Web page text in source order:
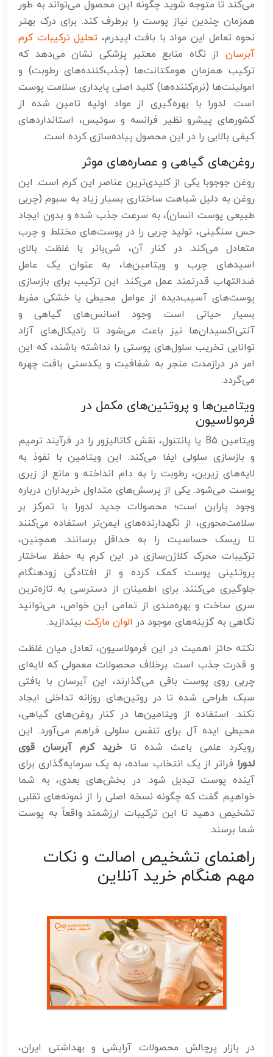
می‌کند تا متوجه شوید چگونه این محصول می‌تواند به طور
همزمان چندین نیاز پوست را برطرف کند. برای درک بهتر
نحوه تعامل این مواد با بافت اپیدرم، تحلیل ترکیبات کرم
آبرسان از نگاه منابع معتبر پزشکی نشان می‌دهد که
ترکیب همزمان هومکتانت‌ها (جذب‌کننده‌های رطوبت) و
امولینت‌ها (نرم‌کننده‌ها) کلید اصلی پایداری سلامت پوست
است. لدورا با بهره‌گیری از مواد اولیه تامین شده از
کشورهای پیشرو نظیر فرانسه و سوئیس، استانداردهای
کیفی بالایی را در این محصول پیاده‌سازی کرده است.
روغن‌های گیاهی و عصاره‌های موثر
روغن جوجوبا یکی از کلیدی‌ترین عناصر این کرم است. این
روغن به دلیل شباهت ساختاری بسیار زیاد به سبوم (چربی
طبیعی پوست انسان)، به سرعت جذب شده و بدون ایجاد
حس سنگینی، تولید چربی را در پوست‌های مختلط و چرب
متعادل می‌کند. در کنار آن، شی‌باتر با غلظت بالای
اسیدهای چرب و ویتامین‌ها، به عنوان یک عامل
ضدالتهاب قدرتمند عمل می‌کند. این ترکیب برای بازسازی
پوست‌های آسیب‌دیده از عوامل محیطی یا خشکی مفرط
بسیار حیاتی است. وجود اسانس‌های گیاهی و
آنتی‌اکسیدان‌ها نیز باعث می‌شود تا رادیکال‌های آزاد
توانایی تخریب سلول‌های پوستی را نداشته باشند، که این
امر در درازمدت منجر به شفافیت و یکدستی بافت چهره
می‌گردد.
ویتامین‌ها و پروتئین‌های مکمل در
فرمولاسیون
ویتامین B5 یا پانتنول، نقش کاتالیزور را در فرآیند ترمیم
و بازسازی سلولی ایفا می‌کند. این ویتامین با نفوذ به
لایه‌های زیرین، رطوبت را به دام انداخته و مانع از زبری
پوست می‌شود. یکی از پرسش‌های متداول خریداران درباره
وجود پارابن است؛ محصولات جدید لدورا با تمرکز بر
سلامت‌محوری، از نگهدارنده‌های ایمن‌تر استفاده می‌کنند
تا ریسک حساسیت را به حداقل برسانند. همچنین،
ترکیبات محرک کلاژن‌سازی در این کرم به حفظ ساختار
پروتئینی پوست کمک کرده و از افتادگی زودهنگام
جلوگیری می‌کنند. برای اطمینان از دسترسی به تازه‌ترین
سری ساخت و بهره‌مندی از تمامی این خواص، می‌توانید
نگاهی به گزینه‌های موجود در الوان مارکت بیندازید.
نکته حائز اهمیت در این فرمولاسیون، تعادل میان غلظت
و قدرت جذب است. برخلاف محصولات معمولی که لایه‌ای
چربی روی پوست باقی می‌گذارند، این آبرسان با بافتی
سبک طراحی شده تا در روتین‌های روزانه تداخلی ایجاد
نکند. استفاده از ویتامین‌ها در کنار روغن‌های گیاهی،
محیطی ایده آل برای تنفس سلولی فراهم می‌آورد. این
رویکرد علمی باعث شده تاخرید کرم آبرسان قوی
لدورا فراتر از یک انتخاب ساده، به یک سرمایه‌گذاری برای
آینده پوست تبدیل شود. در بخش‌های بعدی، به شما
خواهیم گفت که چگونه نسخه اصلی را از نمونه‌های تقلبی
تشخیص دهید تا این ترکیبات ارزشمند واقعاً به پوست
شما برسند.
راهنمای تشخیص اصالت و نکات
مهم هنگام خرید آنلاین
در بازار پرچالش محصولات آرایشی و بهداشتی ایران،